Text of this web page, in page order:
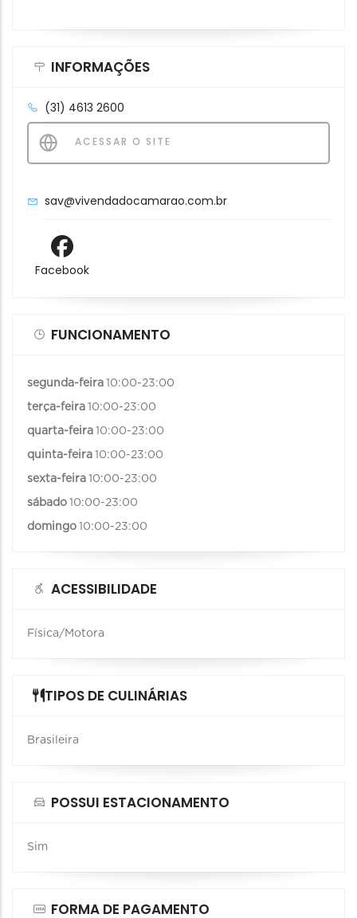
INFORMAÇÕES
(31) 4613 2600
ACESSAR O SITE
sav@vivendadocamarao.com.br
Facebook
FUNCIONAMENTO
segunda-feira 10:00-23:00
terça-feira 10:00-23:00
quarta-feira 10:00-23:00
quinta-feira 10:00-23:00
sexta-feira 10:00-23:00
sábado 10:00-23:00
domingo 10:00-23:00
ACESSIBILIDADE
Física/Motora
TIPOS DE CULINÁRIAS
Brasileira
POSSUI ESTACIONAMENTO
Sim
FORMA DE PAGAMENTO